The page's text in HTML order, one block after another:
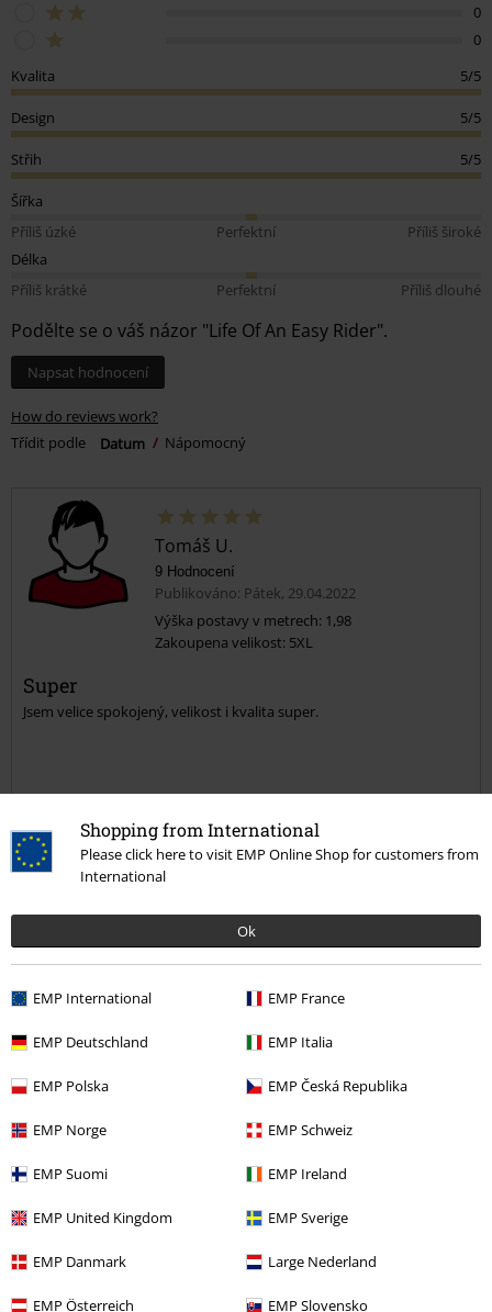
Shopping from International
Please click here to visit EMP Online Shop for customers from
International
Ok
EMP International EMP France
EMP Deutschland EMP Italia
EMP Polska EMP Česká Republika
EMP Norge EMP Schweiz
EMP Suomi EMP Ireland
EMP United Kingdom EMP Sverige
EMP Danmark Large Nederland
EMP Österreich EMP Slovensko
0
0
Kvalita
5/5
Design 5/5
Střih 5/5
Šířka
Příliš úzké
Perfektní
Příliš široké
Délka
Příliš krátké
Perfektní Příliš dlouhé
Podělte se o váš názor "Life Of An Easy Rider".
Napsat hodnocení
How do reviews work?
Třídit podle
Datum Nápomocný
Tomáš U.
9 Hodnocení
Publikováno: Pátek, 29.04.2022
Výška postavy v metrech: 1,98
Zakoupena velikost: 5XL
Super
Jsem velice spokojený, velikost i kvalita super.
Kvalita
5
Střih
5
Šířka
Délka
Příliš krátké
Perfektní
Ověřená recenze
Pomohlo Vám toto hodnocení?
Komentář